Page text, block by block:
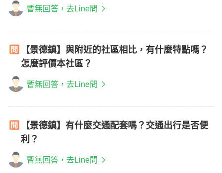
暫無回答，去Line問
【景德鎮】與附近的社區相比，有什麼特點嗎？
怎麼評價本社區？
暫無回答，去Line問
【景德鎮】有什麼交通配套嗎？交通出行是否便
利？
暫無回答，去Line問